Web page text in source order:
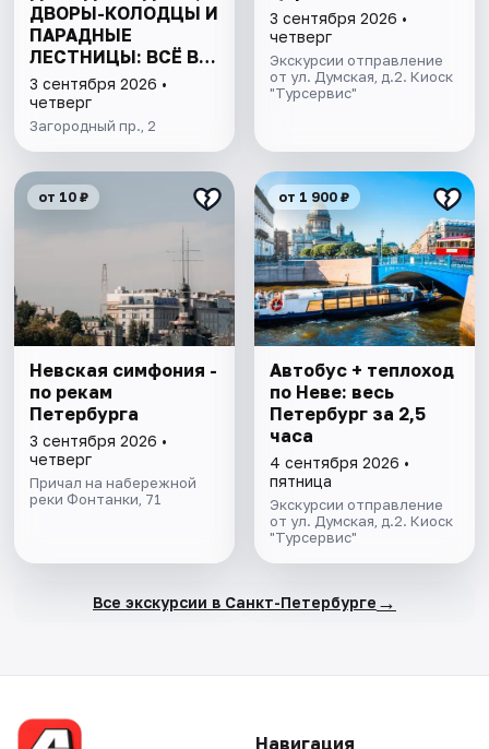
ДВОРЫ-КОЛОДЦЫ И
ПАРАДНЫЕ
ЛЕСТНИЦЫ: ВСЁ В
ОДНОЙ ПРОГУЛКЕ
3 сентября 2026 •
четверг
Загородный пр., 2
3 сентября 2026 •
четверг
Экскурсии отправление
от ул. Думская, д.2. Киоск
"Турсервис"
от 10 ₽
Невская симфония -
по рекам
Петербурга
3 сентября 2026 •
четверг
Причал на набережной
реки Фонтанки, 71
от 1 900 ₽
Автобус + теплоход
по Неве: весь
Петербург за 2,5
часа
4 сентября 2026 •
пятница
Экскурсии отправление
от ул. Думская, д.2. Киоск
"Турсервис"
Все экскурсии в Санкт-Петербурге →
Навигация